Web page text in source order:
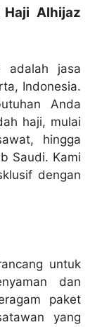
Alhijaz
adalah jasa
Indonesia.
Anda
haji, mulai
hingga
Saudi. Kami
dengan
untuk
dan
paket
yang